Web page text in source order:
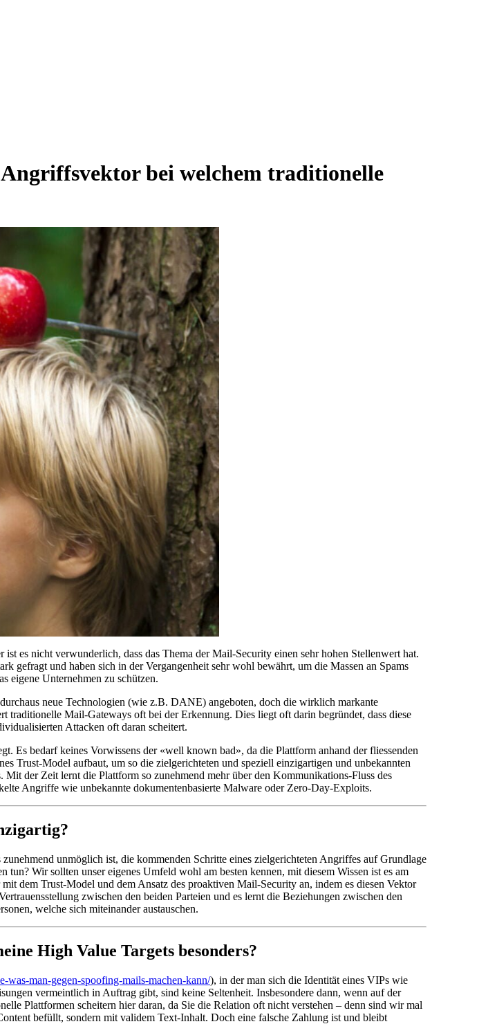
bei welchem traditionelle
es nicht verwunderlich, dass das Thema der Mail-Security einen sehr hohen Stellenwert hat.
gefragt und haben sich in der Vergangenheit sehr wohl bewährt, um die Massen an Spams
eigene Unternehmen zu schützen.
neue Technologien (wie z.B. DANE) angeboten, doch die wirklich markante
Mail-Gateways oft bei der Erkennung. Dies liegt oft darin begründet, dass diese
Attacken oft daran scheitert.
Es bedarf keines Vorwissens der «well known bad», da die Plattform anhand der fliessenden
Trust-Model aufbaut, um so die zielgerichteten und speziell einzigartigen und unbekannten
der Zeit lernt die Plattform so zunehmend mehr über den Kommunikations-Fluss des
Angriffe wie unbekannte dokumentenbasierte Malware oder Zero-Day-Exploits.
unmöglich ist, die kommenden Schritte eines zielgerichteten Angriffes auf Grundlage
Wir sollten unser eigenes Umfeld wohl am besten kennen, mit diesem Wissen ist es am
dem Trust-Model und dem Ansatz des proaktiven Mail-Security an, indem es diesen Vektor
zwischen den beiden Parteien und es lernt die Beziehungen zwischen den
welche sich miteinander austauschen.
High Value Targets besonders?
was-man-gegen-spoofing-mails-machen-kann/), in der man sich die Identität eines VIPs wie
vermeintlich in Auftrag gibt, sind keine Seltenheit. Insbesondere dann, wenn auf der
Plattformen scheitern hier daran, da Sie die Relation oft nicht verstehen – denn sind wir mal
befüllt, sondern mit validem Text-Inhalt. Doch eine falsche Zahlung ist und bleibt